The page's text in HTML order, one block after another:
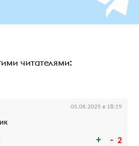
читателями:
2
05.06.2025 в 18:19